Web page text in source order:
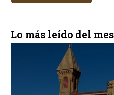
Lo más leído del mes